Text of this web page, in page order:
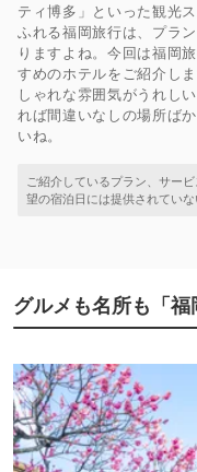
ティ博多」といった観光
ふれる福岡旅行は、プラ
りますよね。今回は福岡
すめのホテルをご紹介し
しゃれな雰囲気がうれし
れば間違いなしの場所ば
いね。
グルメも名所も「福